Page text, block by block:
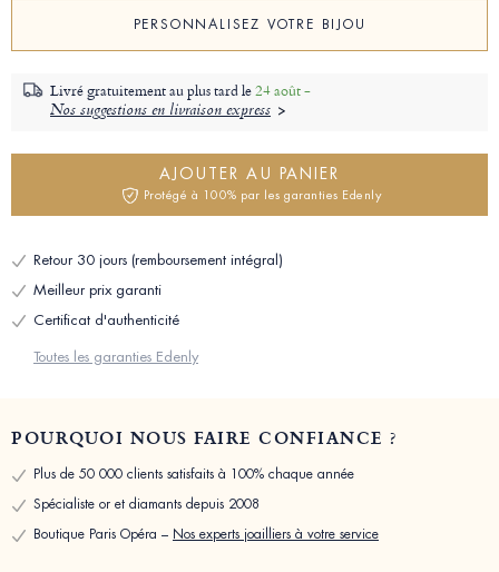
PERSONNALISEZ VOTRE BIJOU
Livré gratuitement au plus tard le24 août -
Nos suggestions en livraison express
AJOUTER AU PANIER
Protégé à 100% par les garanties Edenly
Retour 30 jours (remboursement intégral)
Meilleur prix garanti
Certificat d'authenticité
Toutes les garanties Edenly
POURQUOI NOUS FAIRE CONFIANCE ?
Plus de 50 000 clients satisfaits à 100% chaque année
Spécialiste or et diamants depuis 2008
Boutique Paris Opéra – Nos experts joailliers à votre service